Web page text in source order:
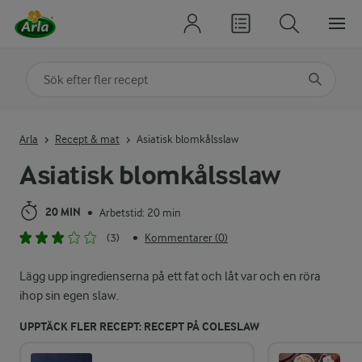
Asiatisk blomkålsslaw
20 MIN • Arbetstid: 20 min
(3)
• Kommentarer (0)
Lägg upp ingredienserna på ett fat och låt var och en röra
ihop sin egen slaw.
UPPTÄCK FLER RECEPT: RECEPT PÅ COLESLAW
Arla Recept & mat Asiatisk blomkålsslaw
Sök på kategori eller ingrediens